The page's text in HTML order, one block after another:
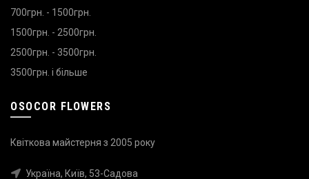
700грн. - 1500грн.
1500грн. - 2500грн.
2500грн. - 3500грн.
3500грн. і більше
OSOCOR FLOWERS
Квіткова майстерня з 2005 року
Україна, Київ, 53-Садова